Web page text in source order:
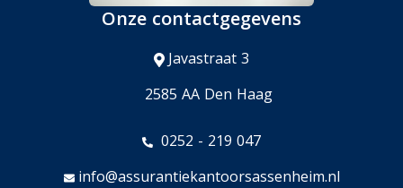
Onze contactgegevens
Javastraat 3
2585 AA Den Haag
0252 - 219 047
info@assurantiekantoorsassenheim.nl